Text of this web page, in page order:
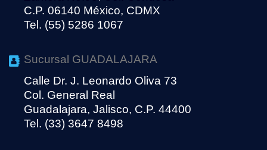
C.P. 06140 México, CDMX
Tel. (55) 5286 1067
Sucursal GUADALAJARA
Calle Dr. J. Leonardo Oliva 73
Col. General Real
Guadalajara, Jalisco, C.P. 44400
Tel. (33) 3647 8498